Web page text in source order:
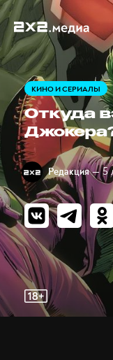
КИНО И СЕРИАЛЫ
Откуда
Редакция — 5